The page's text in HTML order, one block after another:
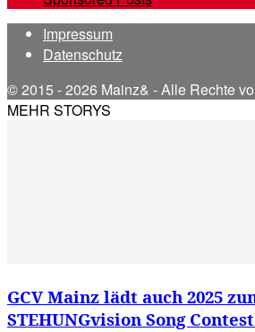
Impressum
Datenschutz
© 2015 - 2026 Mainz& - Alle Rechte
MEHR STORYS
GCV Mainz lädt auch 2025
STEHUNGvision Song